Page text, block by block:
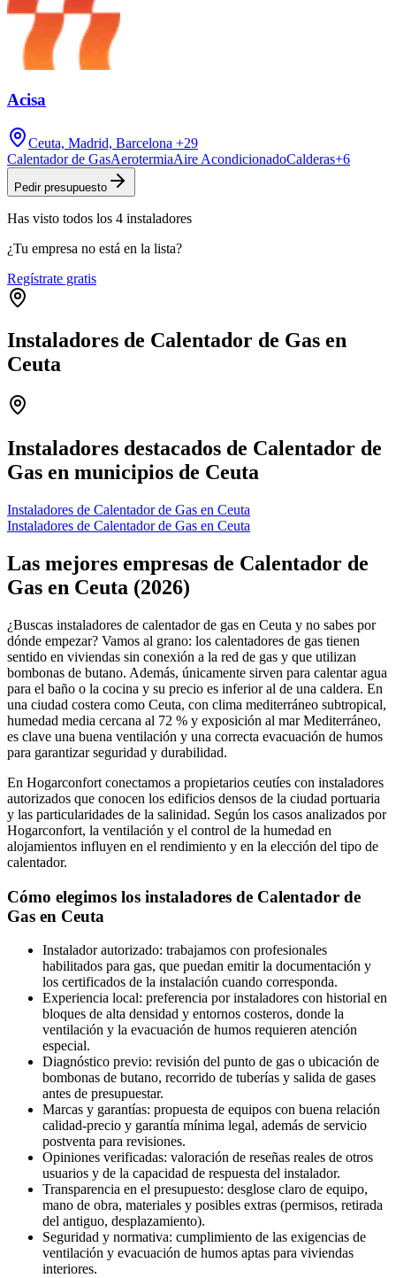
Acisa
Ceuta, Madrid, Barcelona +29
Calentador de GasAerotermiaAire AcondicionadoCalderas+6
Pedir presupuesto
Has visto todos los 4 instaladores
¿Tu empresa no está en la lista?
Regístrate gratis
Instaladores de Calentador de Gas en
Ceuta
−
Instaladores destacados de Calentador de
Gas en municipios de Ceuta
Instaladores de Calentador de Gas en Ceuta
Instaladores de Calentador de Gas en Ceuta
Las mejores empresas de Calentador de
Gas en Ceuta (2026)
¿Buscas instaladores de calentador de gas en Ceuta y no sabes por
dónde empezar? Vamos al grano: los calentadores de gas tienen
sentido en viviendas sin conexión a la red de gas y que utilizan
bombonas de butano. Además, únicamente sirven para calentar agua
para el baño o la cocina y su precio es inferior al de una caldera. En
una ciudad costera como Ceuta, con clima mediterráneo subtropical,
humedad media cercana al 72 % y exposición al mar Mediterráneo,
es clave una buena ventilación y una correcta evacuación de humos
para garantizar seguridad y durabilidad.
En Hogarconfort conectamos a propietarios ceutíes con instaladores
autorizados que conocen los edificios densos de la ciudad portuaria
y las particularidades de la salinidad. Según los casos analizados por
Hogarconfort, la ventilación y el control de la humedad en
alojamientos influyen en el rendimiento y en la elección del tipo de
calentador.
Cómo elegimos los instaladores de Calentador de
Gas en Ceuta
Instalador autorizado: trabajamos con profesionales
habilitados para gas, que puedan emitir la documentación y
los certificados de la instalación cuando corresponda.
Experiencia local: preferencia por instaladores con historial en
bloques de alta densidad y entornos costeros, donde la
ventilación y la evacuación de humos requieren atención
especial.
Diagnóstico previo: revisión del punto de gas o ubicación de
bombonas de butano, recorrido de tuberías y salida de gases
antes de presupuestar.
Marcas y garantías: propuesta de equipos con buena relación
calidad-precio y garantía mínima legal, además de servicio
postventa para revisiones.
Opiniones verificadas: valoración de reseñas reales de otros
usuarios y de la capacidad de respuesta del instalador.
Transparencia en el presupuesto: desglose claro de equipo,
mano de obra, materiales y posibles extras (permisos, retirada
del antiguo, desplazamiento).
Seguridad y normativa: cumplimiento de las exigencias de
ventilación y evacuación de humos aptas para viviendas
interiores.